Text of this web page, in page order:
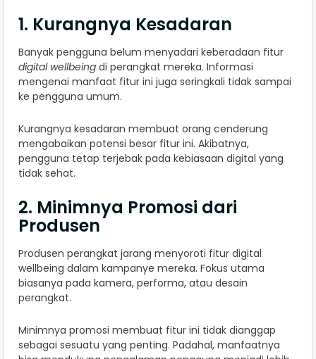
1. Kurangnya Kesadaran
Banyak pengguna belum menyadari keberadaan fitur
digital wellbeing di perangkat mereka. Informasi
mengenai manfaat fitur ini juga seringkali tidak sampai
ke pengguna umum.
Kurangnya kesadaran membuat orang cenderung
mengabaikan potensi besar fitur ini. Akibatnya,
pengguna tetap terjebak pada kebiasaan digital yang
tidak sehat.
2. Minimnya Promosi dari
Produsen
Produsen perangkat jarang menyoroti fitur digital
wellbeing dalam kampanye mereka. Fokus utama
biasanya pada kamera, performa, atau desain
perangkat.
Minimnya promosi membuat fitur ini tidak dianggap
sebagai sesuatu yang penting. Padahal, manfaatnya